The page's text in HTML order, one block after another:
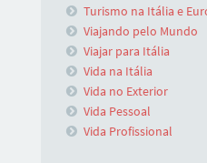
Turismo na Itália e
Viajando pelo Mundo
Viajar para Itália
Vida na Itália
Vida no Exterior
Vida Pessoal
Vida Profissional